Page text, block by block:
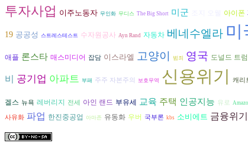
투자사업 이주노동자 무인화 무디스 The Big Short 미군 아이폰
19 공공성 스트레스테스트 수자원공사 Ayn Rand 자동차 베네수엘라 미
애플 론스타 매스미디어 잡담 이스라엘 고양이 범죄 영국 도널드 트
비 공기업 아파트 부패 주주 자본주의 보호무역 신용위기 캐리
겔스 뉴욕 레버리지 전세 아인 랜드 부유세 교육 주택 인공지능 유로
사유화 파업 한진중공업 아마존 유동화 우버 국부론 kbs 소비에트 금융위기